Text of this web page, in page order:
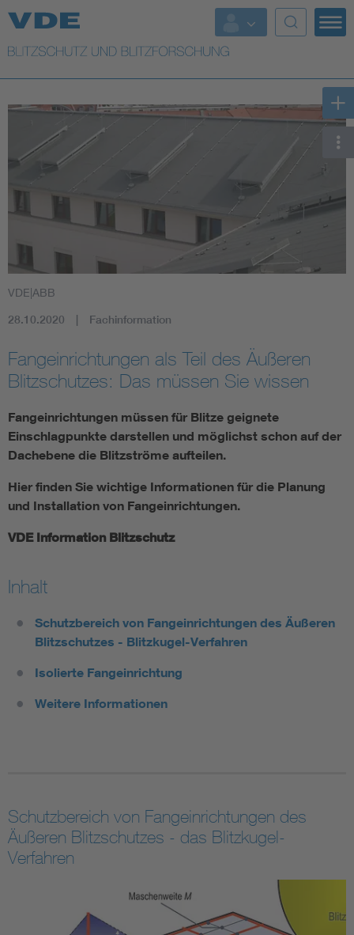
Top Themen
Top Themen
Lightning protection
Weitere Themen
VDE|ABB
28.10.2020 Fachinformation
Fangeinrichtungen als Teil des Äußeren
Blitzschutzes: Das müssen Sie wissen
Fangeinrichtungen müssen für Blitze geignete
Einschlagpunkte darstellen und möglichst schon auf der
Dachebene die Blitzströme aufteilen.
Hier finden Sie wichtige Informationen für die Planung
und Installation von Fangeinrichtungen.
VDE Information Blitzschutz
Inhalt
Schutzbereich von Fangeinrichtungen des Äußeren
Blitzschutzes - Blitzkugel-Verfahren
Isolierte Fangeinrichtung
Weitere Informationen
Schutzbereich von Fangeinrichtungen des
Äußeren Blitzschutzes - das Blitzkugel-
Verfahren